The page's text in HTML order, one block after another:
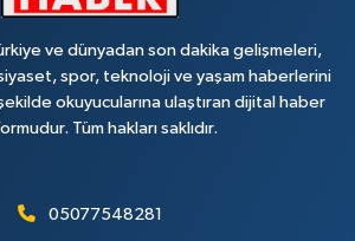
ve dünyadan son dakika gelişmeleri,
spor, teknoloji ve yaşam haberlerini
okuyucularına ulaştıran dijital haber
Tüm hakları saklıdır.
05077548281